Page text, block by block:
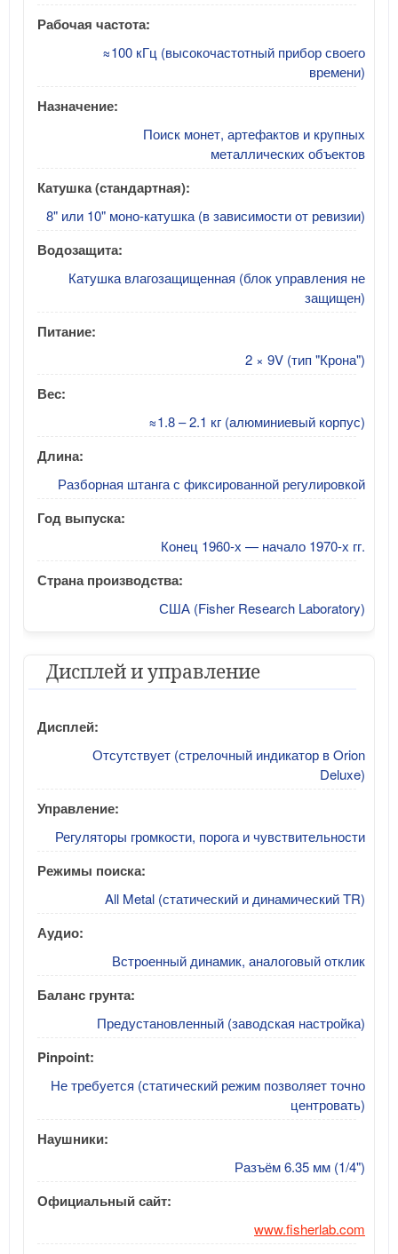
Рабочая частота:
≈100 кГц (высокочастотный прибор своего
времени)
Назначение:
Поиск монет, артефактов и крупных
металлических объектов
Катушка (стандартная):
8" или 10" моно-катушка (в зависимости от ревизии)
Водозащита:
Катушка влагозащищенная (блок управления не
защищен)
Питание:
2 × 9V (тип "Крона")
Вес:
≈1.8 – 2.1 кг (алюминиевый корпус)
Длина:
Разборная штанга с фиксированной регулировкой
Год выпуска:
Конец 1960-х — начало 1970-х гг.
Страна производства:
США (Fisher Research Laboratory)
Дисплей и управление
Дисплей:
Отсутствует (стрелочный индикатор в Orion
Deluxe)
Управление:
Регуляторы громкости, порога и чувствительности
Режимы поиска:
All Metal (статический и динамический TR)
Аудио:
Встроенный динамик, аналоговый отклик
Баланс грунта:
Предустановленный (заводская настройка)
Pinpoint:
Не требуется (статический режим позволяет точно
центровать)
Наушники:
Разъём 6.35 мм (1/4")
Официальный сайт:
www.fisherlab.com